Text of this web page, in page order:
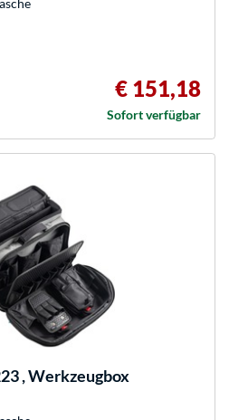
€ 151,18
Sofort verfügbar
, Werkzeugbox